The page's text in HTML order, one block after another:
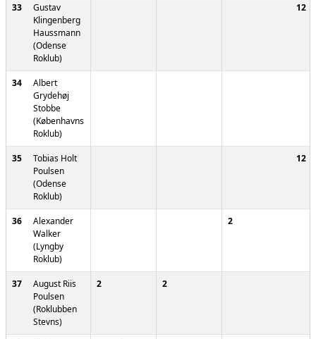
33
Gustav
Klingenberg
Haussmann
(Odense
Roklub)
12
34
Albert
Grydehøj
Stobbe
(Københavns
Roklub)
35
Tobias Holt
Poulsen
(Odense
Roklub)
12
36
Alexander
Walker
(Lyngby
Roklub)
2
37
August Riis
Poulsen
(Roklubben
Stevns)
2 2